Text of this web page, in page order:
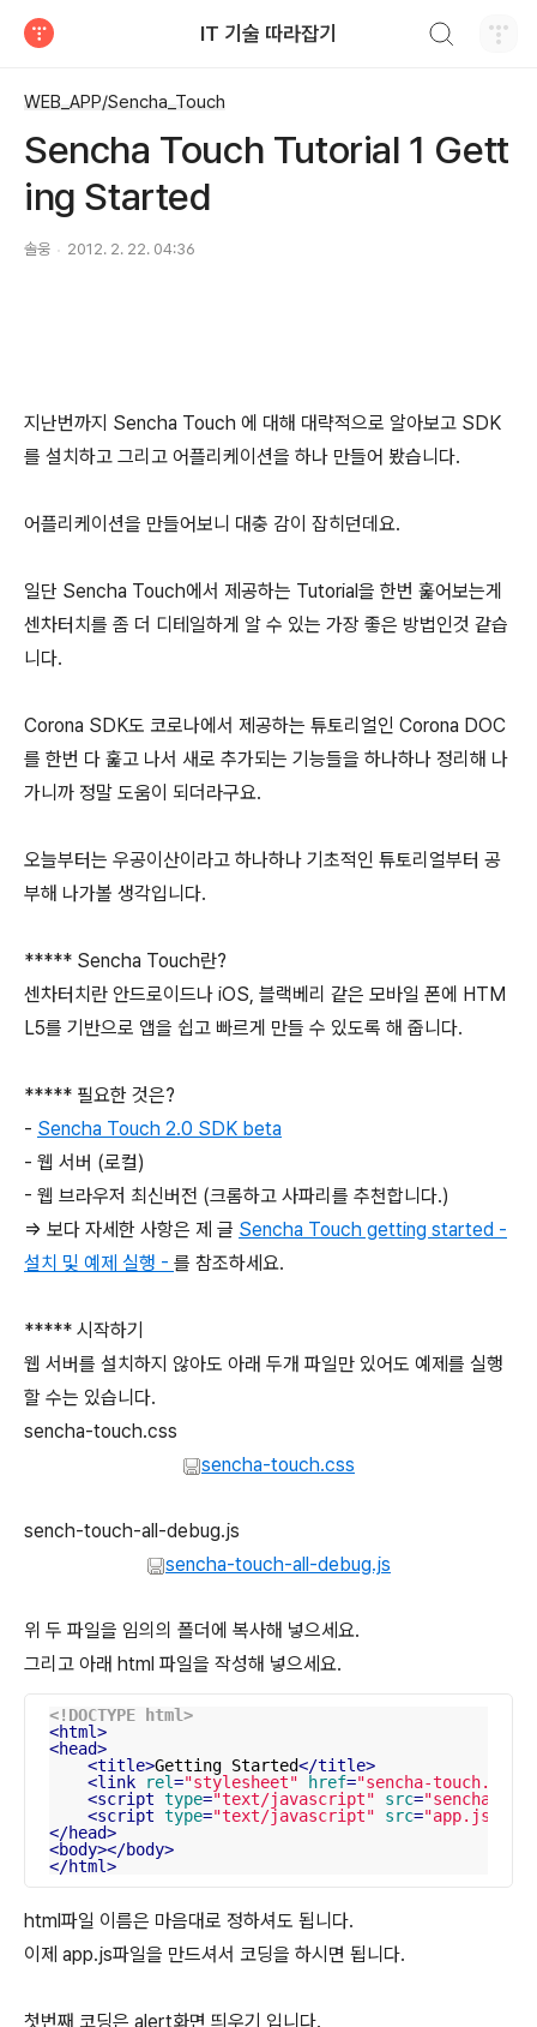
IT 기술 따라잡기
WEB_APP/Sencha_Touch
Sencha Touch Tutorial 1 Gett
ing Started
솔웅 2012. 2. 22. 04:36
지난번까지 Sencha Touch 에 대해 대략적으로 알아보고 SDK
를 설치하고 그리고 어플리케이션을 하나 만들어 봤습니다.
어플리케이션을 만들어보니 대충 감이 잡히던데요.
일단 Sencha Touch에서 제공하는 Tutorial을 한번 훑어보는게
센차터치를 좀 더 디테일하게 알 수 있는 가장 좋은 방법인것 같습
니다.
Corona SDK도 코로나에서 제공하는 튜토리얼인 Corona DOC
를 한번 다 훑고 나서 새로 추가되는 기능들을 하나하나 정리해 나
가니까 정말 도움이 되더라구요.
오늘부터는 우공이산이라고 하나하나 기초적인 튜토리얼부터 공
부해 나가볼 생각입니다.
***** Sencha Touch란?
센차터치란 안드로이드나 iOS, 블랙베리 같은 모바일 폰에 HTM
L5를 기반으로 앱을 쉽고 빠르게 만들 수 있도록 해 줍니다.
***** 필요한 것은?
- Sencha Touch 2.0 SDK beta
- 웹 서버 (로컬)
- 웹 브라우저 최신버전 (크롬하고 사파리를 추천합니다.)
=> 보다 자세한 사항은 제 글 Sencha Touch getting started -
설치 및 예제 실행 - 를 참조하세요.
***** 시작하기
웹 서버를 설치하지 않아도 아래 두개 파일만 있어도 예제를 실행
할 수는 있습니다.
sencha-touch.css
sencha-touch.css
sench-touch-all-debug.js
sencha-touch-all-debug.js
위 두 파일을 임의의 폴더에 복사해 넣으세요.
그리고 아래 html 파일을 작성해 넣으세요.
<!DOCTYPE html>
<html>
<head>
<title>Getting Started</title>
<link rel="stylesheet" href="sencha-touch.css"
<script type="text/javascript" src="sencha-
<script type="text/javascript" src="app.js"
</head>
<body></body>
</html>
html파일 이름은 마음대로 정하셔도 됩니다.
이제 app.js파일을 만드셔서 코딩을 하시면 됩니다.
첫번째 코딩은 alert화면 띄우기 입니다.